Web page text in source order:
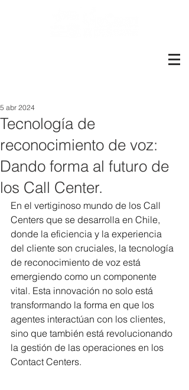
Tecnología de
reconocimiento de voz:
Dando forma al futuro de
los Call Center.
5 abr 2024
En el vertiginoso mundo de los Call
Centers que se desarrolla en Chile,
donde la eficiencia y la experiencia
del cliente son cruciales, la tecnología
de reconocimiento de voz está
emergiendo como un componente
vital. Esta innovación no solo está
transformando la forma en que los
agentes interactúan con los clientes,
sino que también está revolucionando
la gestión de las operaciones en los
Contact Centers.